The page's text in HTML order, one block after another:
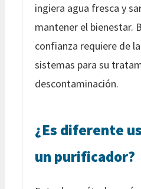
ingiera agua fresca y
mantener el bienestar.
confianza requiere de
sistemas para su
descontaminación.
¿Es diferente
un purificador?